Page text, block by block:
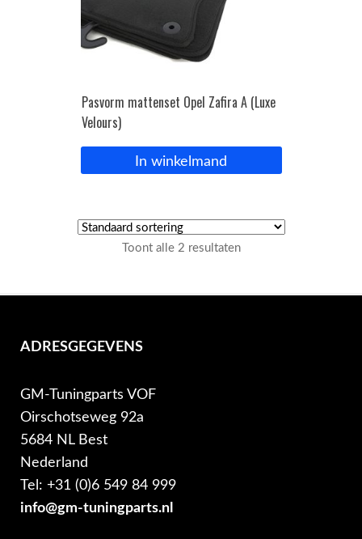
Pasvorm mattenset Opel Zafira A (Luxe
Velours)
In winkelmand
Toont alle 2 resultaten
ADRESGEGEVENS
GM-Tuningparts VOF
Oirschotseweg 92a
5684 NL Best
Nederland
Tel: +31 (0)6 549 84 999
info@gm-tuningparts.nl